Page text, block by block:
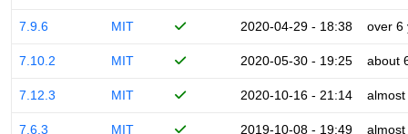
7.9.6 MIT 2020-04-29 - 18:38 over 6
7.10.2 MIT 2020-05-30 - 19:25 about
7.12.3 MIT 2020-10-16 - 21:14
7.6.3 MIT 2019-10-08 - 19:49